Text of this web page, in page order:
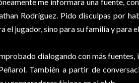
Rodríguez. Pido disculpas por
el jugador, sino para su familia y para
dialogando con más
También a partir de